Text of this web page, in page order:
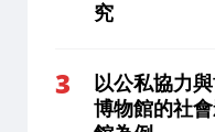
究
以公私協力
博物館的社